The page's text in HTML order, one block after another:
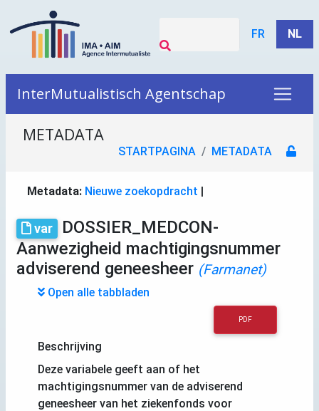
FR NL
InterMutualistisch Agentschap
METADATA
STARTPAGINA METADATA
Metadata: Nieuwe zoekopdracht |
var
DOSSIER_MEDCON-
Aanwezigheid machtigingsnummer
adviserend geneesheer (Farmanet)
Open alle tabbladen
PDF
Beschrijving
Deze variabele geeft aan of het
machtigingsnummer van de adviserend
geneesheer van het ziekenfonds voor